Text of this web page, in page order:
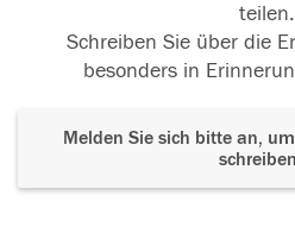
teilen.
Schreiben Sie über die
besonders in
Melden Sie sich bitte an,
schreiben